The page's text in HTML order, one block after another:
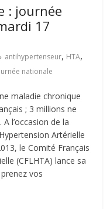
: journée
17
antihypertenseur, HTA,
nationale
maladie chronique
; 3 millions ne
l’occasion de la
Artérielle
le Comité Français
(CFLHTA) lance sa
vos